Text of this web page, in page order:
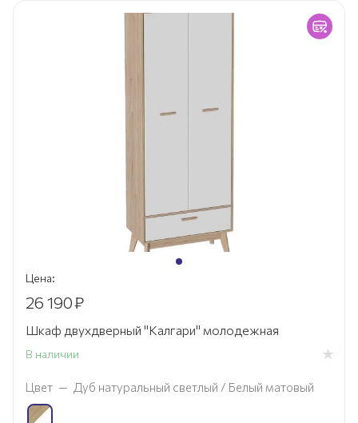
Цена:
26 190₽
Шкаф двухдверный "Калгари" молодежная
В наличии
Цвет — Дуб натуральный светлый / Белый матовый